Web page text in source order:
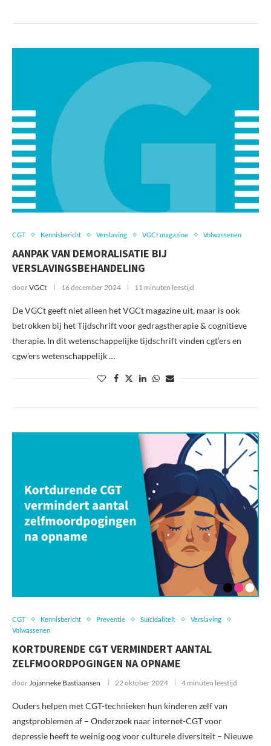
CGT Kennisbericht Verslaving VGCt magazine Volwassenen
AANPAK VAN DEMORALISATIE BIJ
VERSLAVINGSBEHANDELING
doorVGCt 16 december 2024 11 minuten leestijd
De VGCt geeft niet alleen het VGCt magazine uit, maar is ook
betrokken bij het Tijdschrift voor gedragstherapie & cognitieve
therapie. In dit wetenschappelijke tijdschrift vinden cgt’ers en
cgw’ers wetenschappelijk …
CGT Kennisbericht Preventie Suïcidaliteit
Verslaving
Volwassenen
KORTDURENDE CGT VERMINDERT AANTAL
ZELFMOORDPOGINGEN NA OPNAME
doorJojanneke Bastiaansen 22 oktober 2024 4 minuten leestijd
Ouders helpen met CGT-technieken hun kinderen zelf van
angstproblemen af – Onderzoek naar internet-CGT voor
depressie heeft te weinig oog voor culturele diversiteit – Nieuwe